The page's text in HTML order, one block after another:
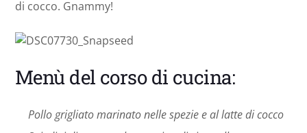
di cocco. Gnammy!
Menù del corso di cucina:
Pollo grigliato marinato nelle spezie e al latte di cocco